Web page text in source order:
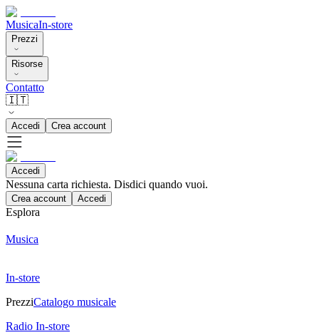
MusicaIn-store
Prezzi
Risorse
Contatto
🇮🇹
Accedi Crea account
Accedi
Nessuna carta richiesta. Disdici quando vuoi.
Crea account Accedi
Esplora
Musica
In-store
PrezziCatalogo musicale
Radio In-store